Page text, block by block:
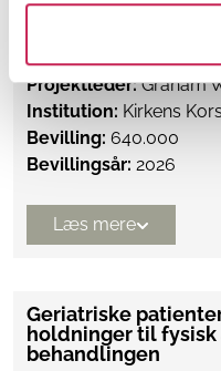
Projektleder:Graham
Institution: Kirkens
Bevilling: 640.000
Bevillingsår: 2026
Læs mere
Geriatriske
holdninger til
behandlingen